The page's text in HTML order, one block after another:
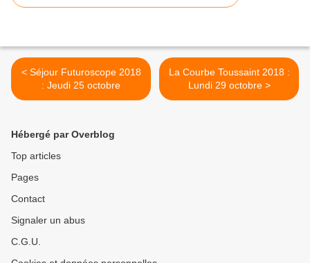
< Séjour Futuroscope 2018
: Jeudi 25 octobre
La Courbe Toussaint 2018 :
Lundi 29 octobre >
Hébergé par Overblog
Top articles
Pages
Contact
Signaler un abus
C.G.U.